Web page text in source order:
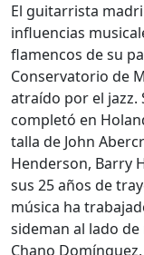
El guitarrista
influencias
flamencos de su
Conservatorio de
atraído por el jazz.
completó en
talla de John
Henderson, Barry
sus 25 años de
música ha
sideman al lado
Chano